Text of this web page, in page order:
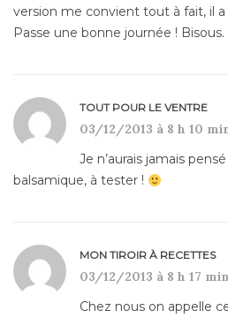
version me convient tout à fait, il a
Passe une bonne journée ! Bisous.
TOUT POUR LE VENTRE
03/12/2013 à 8 h 10
Je n’aurais jamais
balsamique, à tester !
MON TIROIR À RECETTES
03/12/2013 à 8 h 17
Chez nous on appelle